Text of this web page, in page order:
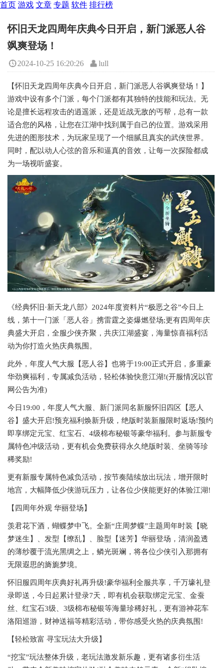
首页 游戏 文章 专题 软件 排行榜
怀旧天龙四周年庆典今日开启，新门派恶人谷
飒爽登场！
2024-10-25 16:20:26 lull
【怀旧天龙四周年庆典今日开启，新门派恶人谷飒爽登场！】
游戏中设有多个门派，每个门派都有其独特的技能和玩法。无
论是擅长远程攻击的逍遥派，还是近战无敌的丐帮，总有一款
适合您的风格，让您在江湖中找到属于自己的位置。游戏采用
先进的图形技术，为玩家呈现了一个细腻且真实的武侠世界。
同时，配以动人心弦的音乐和逼真的音效，让每一次探险都成
为一场视听盛宴。
《经典怀旧·新天龙八部》2024年度资料片“极恶之谷”今日上
线，第十一门派「恶人谷」携雷霆之姿爆燃登场;更有四周年庆
典盛大开启，全服少侠齐聚，共庆江湖盛宴，海量惊喜福利活
动为你打造火热庆典氛围。
此外，年度人气大服【恶人谷】也将于19:00正式开启，多重豪
华劲爽福利，专属减负活动，轻松体验快意江湖!(开服情况以官
网公告为准)
今日19:00，年度人气大服、新门派同名新服怀旧四区【恶人
谷】盛大开启!预充福利焕新升级，绝版时装新服限时返场!预约
即享绑定元宝、红宝石、4级棉布秘银等豪华福利。参与新服专
属特色冲级活动，更有机会免费获得永久绝版时装、坐骑等珍
稀奖励!
更有新服专属特色减负活动，按节奏陆续放出玩法，增开限时
地宫，大幅降低少侠游玩压力，让各位少侠能更好的体验江湖!
【四周年外观 华丽登场】
羡君花下酒，蝴蝶梦中飞。全新“庄周梦蝶”主题周年时装【晓
梦迷生】、发型【缭乱】、脸型【迷芳】华丽登场，清润盈透
的薄纱覆于流光黑绸之上，鳞光斑斓，将各位少侠引入那拥有
无限遐思的旖旎梦境。
怀旧服四周年庆典好礼再升级!豪华福利全服共享，千万壕礼登
录即送，今日起累计登录7天，即有机会获取绑定元宝、金蚕
丝、红宝石3级、3级棉布秘银等海量珍稀好礼，更有游神花车
洛阳巡游，财神送福等精彩活动，带你感受火热的庆典氛围!
【轻松致富 寻宝玩法大升级】
“挖宝”玩法整体升级，老玩法激发新乐趣，更有诸多衍生活